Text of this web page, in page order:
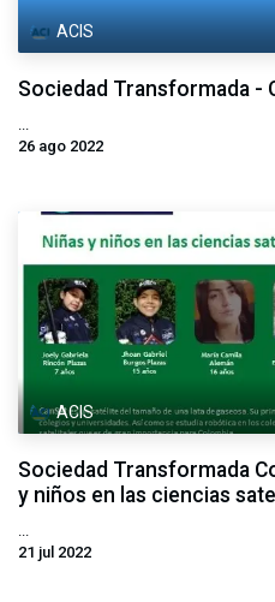
ACIS
Sociedad Transformada -
...
26 ago 2022
ACIS
Sociedad Transformada
y niños en las ciencias
...
21 jul 2022